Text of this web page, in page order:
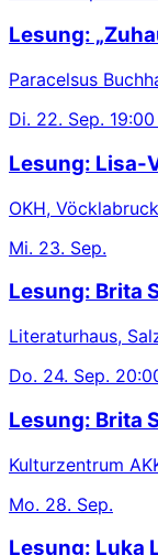
Lesung:
Paracelsus
Di. 22. Sep.
Lesung: Lisa-
OKH,
Mi. 23. Sep.
Lesung: Brita
Literaturhaus,
Do. 24. Sep.
Lesung: Brita
Kulturzentrum
Mo. 28. Sep.
Lesung: Luka